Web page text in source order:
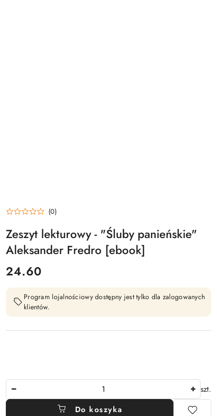
(0)
Zeszyt lekturowy - "Śluby panieńskie"
Aleksander Fredro [ebook]
cena:
24.60
Program lojalnościowy dostępny jest tylko dla zalogowanych
klientów.
szt.
Do koszyka